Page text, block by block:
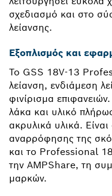
σχεδιασμό και στο
λείανσης.
Εξοπλισμός και
Το GSS 18V-13
λείανση, ενδιάμεση
φινίρισμα
λάκα και υλικό
ακρυλικά υλικά.
αναρρόφησης της
και το Professional
την AMPShare, τη
μαρκών.